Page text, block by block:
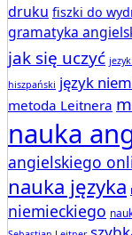
druku fiszki do
gramatyka
jak się uczyć
hiszpański język
metoda Leitnera
nauka
angielskiego
nauka języka
niemieckiego